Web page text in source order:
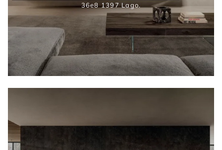
36e8 1397 Lago.